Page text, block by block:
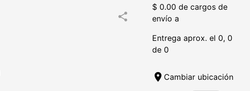
share
$ 0.00 de cargos de
envío a
Entrega aprox. el 0, 0
de 0
location_on Cambiar ubicación